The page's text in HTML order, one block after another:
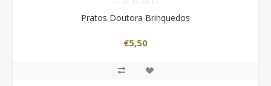
Pratos Doutora Brinquedos
€5,50